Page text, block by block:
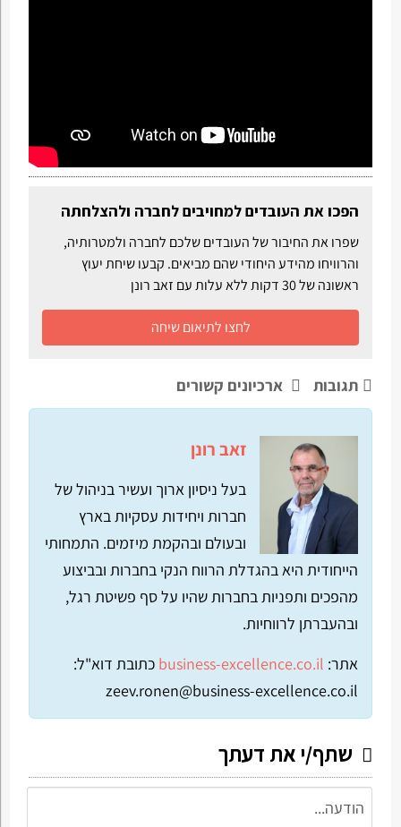
הפכו את העובדים למחויבים לחברה ולהצלחתה
שפרו את החיבור של העובדים שלכם לחברה ולמטרותיה,
והרוויחו מהידע היחודי שהם מביאים. קבעו שיחת יעוץ
ראשונה של 30 דקות ללא עלות עם זאב רונן
לחצו לתיאום שיחה
תגובות ארכיונים קשורים
זאב רונן
בעל ניסיון ארוך ועשיר בניהול של
חברות ויחידות עסקיות בארץ
ובעולם ובהקמת מיזמים. התמחותי
הייחודית היא בהגדלת הרווח הנקי בחברות ובביצוע
מהפכים ותפניות בחברות שהיו על סף פשיטת רגל,
ובהעברתן לרווחיות.
אתר: business-excellence.co.il כתובת דוא"ל:
zeev.ronen@business-excellence.co.il
שתף/י את דעתך